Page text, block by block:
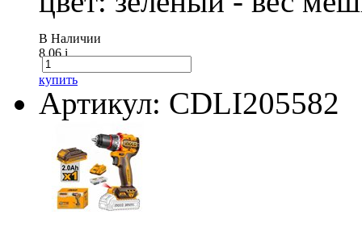
В Наличии
8.06i
купить
Артикул: CDLI205582